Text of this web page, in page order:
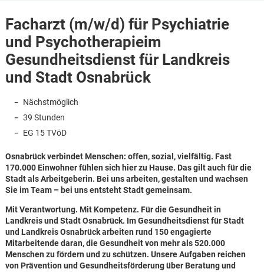
Facharzt (m/w/d) für Psychiatrie
und Psychotherapieim
Gesundheitsdienst für Landkreis
und Stadt Osnabrück
Nächstmöglich
39 Stunden
EG 15 TVöD
Osnabrück verbindet Menschen: offen, sozial, vielfältig. Fast
170.000 Einwohner fühlen sich hier zu Hause. Das gilt auch für die
Stadt als Arbeitgeberin. Bei uns arbeiten, gestalten und wachsen
Sie im Team – bei uns entsteht Stadt gemeinsam.
Mit Verantwortung. Mit Kompetenz. Für die Gesundheit in
Landkreis und Stadt Osnabrück. Im Gesundheitsdienst für Stadt
und Landkreis Osnabrück arbeiten rund 150 engagierte
Mitarbeitende daran, die Gesundheit von mehr als 520.000
Menschen zu fördern und zu schützen. Unsere Aufgaben reichen
von Prävention und Gesundheitsförderung über Beratung und
Karte anzeigen